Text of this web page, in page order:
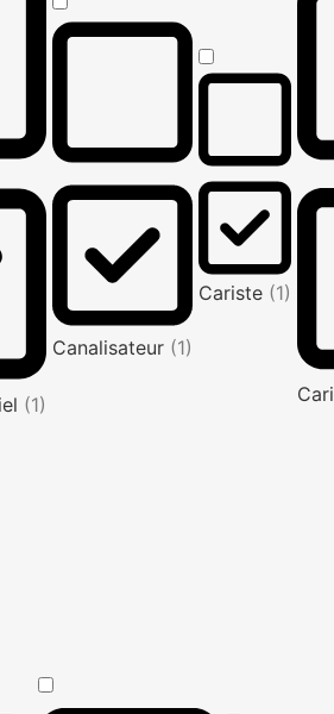
(1)
Canalisateur (1)
Cariste (1)